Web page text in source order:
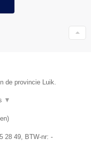
de provincie Luik.
▼
)
28 49 , BTW-nr: -